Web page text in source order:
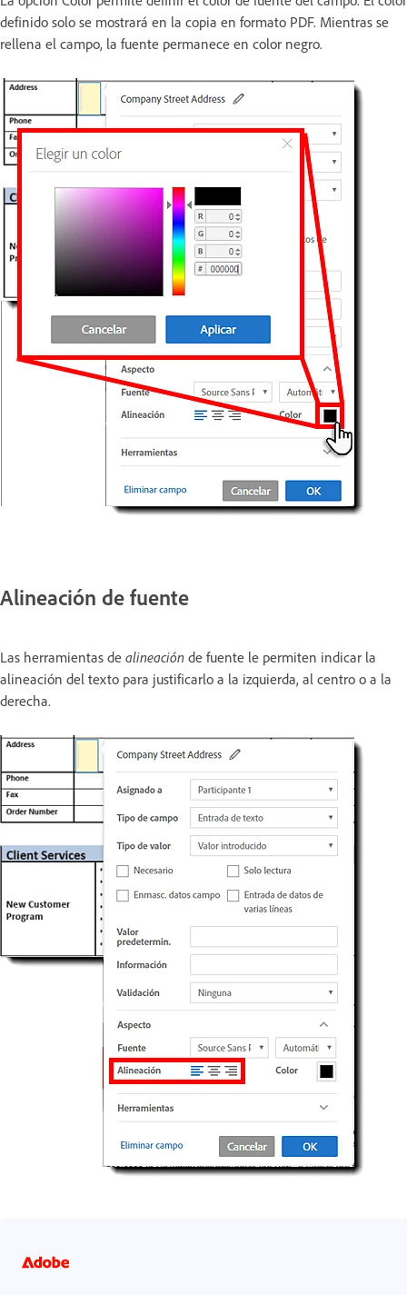
definido solo se mostrará en la copia en formato PDF. Mientras se
rellena el campo, la fuente permanece en color negro.
Alineación de fuente
Las herramientas de alineación de fuente le permiten indicar la
alineación del texto para justificarlo a la izquierda, al centro o a la
derecha.